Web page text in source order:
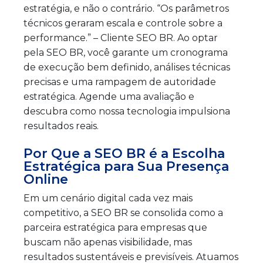
estratégia, e não o contrário. “Os parâmetros
técnicos geraram escala e controle sobre a
performance.” – Cliente SEO BR. Ao optar
pela SEO BR, você garante um cronograma
de execução bem definido, análises técnicas
precisas e uma rampagem de autoridade
estratégica. Agende uma avaliação e
descubra como nossa tecnologia impulsiona
resultados reais.
Por Que a SEO BR é a Escolha
Estratégica para Sua Presença
Online
Em um cenário digital cada vez mais
competitivo, a SEO BR se consolida como a
parceira estratégica para empresas que
buscam não apenas visibilidade, mas
resultados sustentáveis e previsíveis. Atuamos